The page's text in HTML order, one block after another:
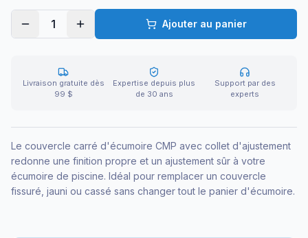
1 Ajouter au panier
Livraison gratuite dès
99 $
Expertise depuis plus
de 30 ans
Support par des
experts
Le couvercle carré d'écumoire CMP avec collet d'ajustement
redonne une finition propre et un ajustement sûr à votre
écumoire de piscine. Idéal pour remplacer un couvercle
fissuré, jauni ou cassé sans changer tout le panier d'écumoire.